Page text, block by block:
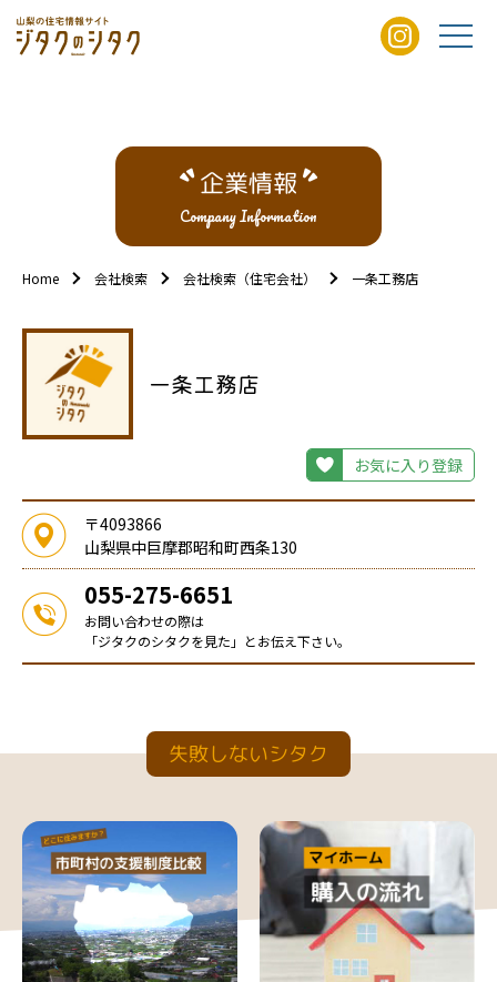
企業情報
Company Information
Home 会社検索 会社検索（住宅会社） 一条工務店
一条工務店
お気に入り登録
〒4093866
山梨県中巨摩郡昭和町西条130
055-275-6651
お問い合わせの際は
「ジタクのシタクを見た」とお伝え下さい。
失敗しないシタク